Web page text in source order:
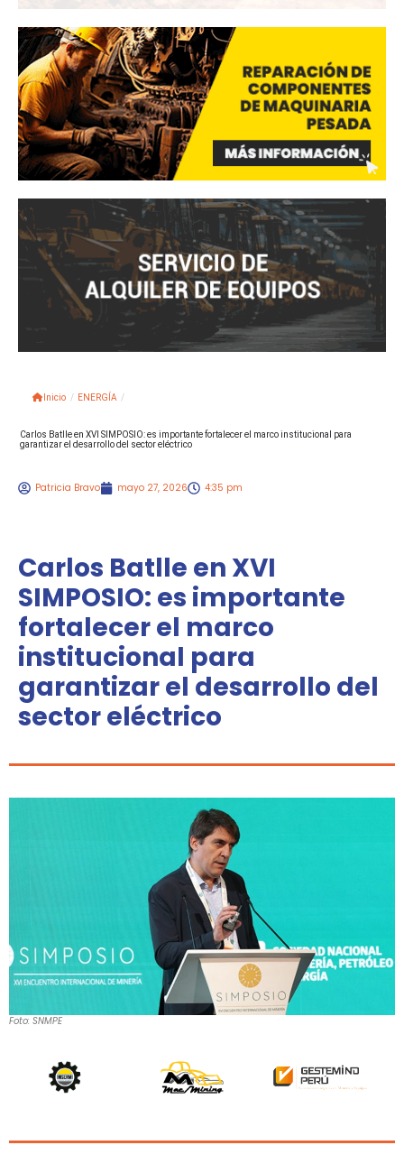
Inicio / ENERGÍA /
Carlos Batlle en XVI SIMPOSIO: es importante fortalecer el marco institucional para
garantizar el desarrollo del sector eléctrico
Patricia Bravo mayo 27, 2026 4:35 pm
Carlos Batlle en XVI
SIMPOSIO: es importante
fortalecer el marco
institucional para
garantizar el desarrollo del
sector eléctrico
Foto: SNMPE